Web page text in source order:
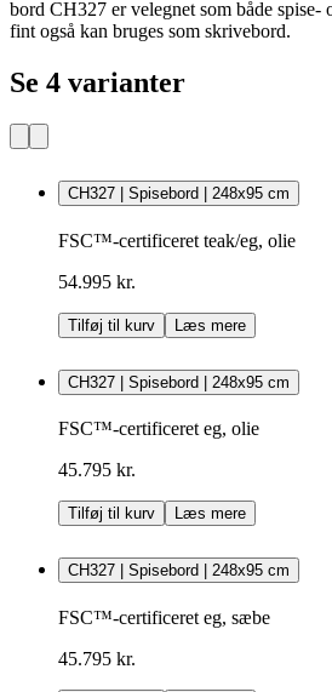
bord CH327 er velegnet som både spise-
fint også kan bruges som skrivebord.
Se 4 varianter
CH327 | Spisebord | 248x95 cm
FSC™-certificeret teak/eg, olie
54.995 kr.
Tilføj til kurv Læs mere
CH327 | Spisebord | 248x95 cm
FSC™-certificeret eg, olie
45.795 kr.
Tilføj til kurv Læs mere
CH327 | Spisebord | 248x95 cm
FSC™-certificeret eg, sæbe
45.795 kr.